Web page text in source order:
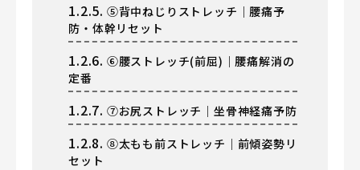
1.2.5. ⑤背中ねじりストレッチ｜腰痛予
防・体幹リセット
1.2.6. ⑥腰ストレッチ(前屈)｜腰痛解消の
定番
1.2.7. ⑦お尻ストレッチ｜坐骨神経痛予防
1.2.8. ⑧太もも前ストレッチ｜前傾姿勢リ
セット